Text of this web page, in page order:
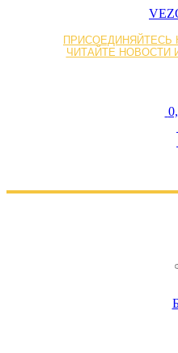
ПРИСОЕДИНЯЙТЕСЬ
ЧИТАЙТЕ НОВОСТИ